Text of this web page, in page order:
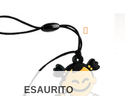
ESAURITO